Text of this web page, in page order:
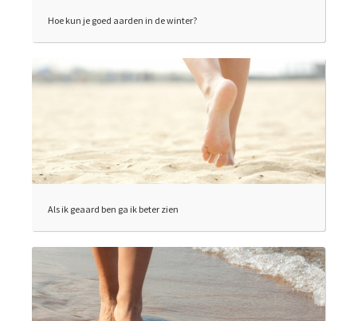
Hoe kun je goed aarden in de winter?
Als ik geaard ben ga ik beter zien